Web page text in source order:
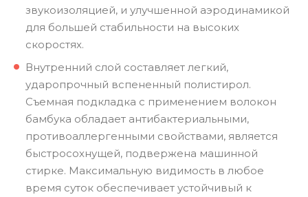
звукоизоляцией, и улучшенной аэродинамикой
для большей стабильности на высоких
скоростях.
Внутренний слой составляет легкий,
ударопрочный вспененный полистирол.
Съемная подкладка с применением волокон
бамбука обладает антибактериальными,
противоаллергенными свойствами, является
быстросохнущей, подвержена машинной
стирке. Максимальную видимость в любое
время суток обеспечивает устойчивый к